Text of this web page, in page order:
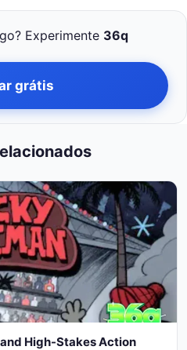
Experimente 36q
grátis
High-Stakes Action